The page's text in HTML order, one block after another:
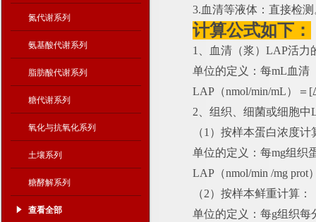
氮代谢系列
氨基酸代谢系列
脂肪酸代谢系列
糖代谢系列
氧化与抗氧化系列
土壤系列
糖酵解系列
查看全部
3.血清等液体：直接检测
计算公式如下：
1、血清（浆）LAP活力
单位的定义：每mL血清
LAP（nmol/min/mL）＝
2、组织、细菌或细胞中
（1）按样本蛋白浓度计
单位的定义：每mg组织
LAP（nmol/min /mg
（2）按样本鲜重计算：
单位的定义：每g组织每